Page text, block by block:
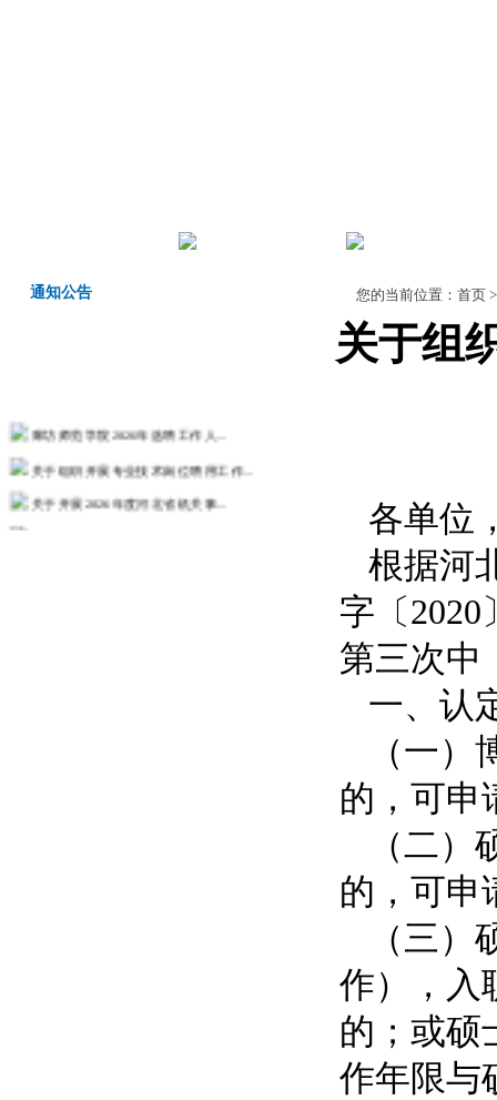
通知公告 您的当前位置： 首页
关于组
各单位
根据河
字〔
第三次中
一、认
（一
的，可申
（二
的，可申
（三
作），入
的；或硕
作年限与